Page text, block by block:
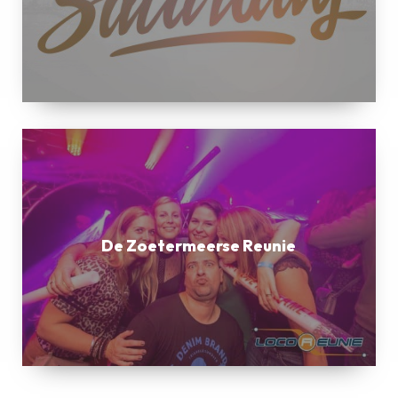
De Zoetermeerse Reunie
De
Zoetermeerse
Reunie